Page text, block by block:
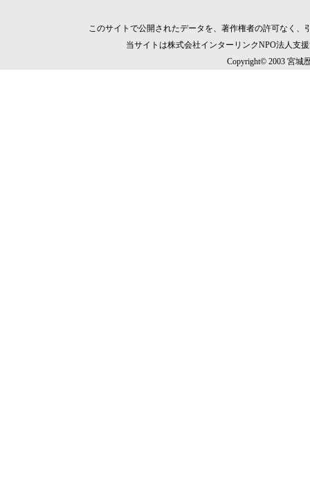
このサイトで公開されたデータを、著作権者の許可なく
当サイトは株式会社インターリンクNPO法人支
Copyright© 2003 宮城